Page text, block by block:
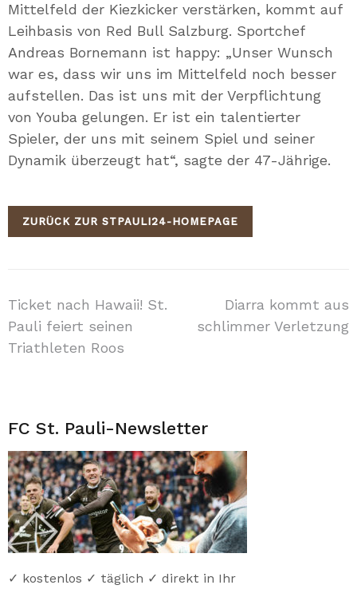
Mittelfeld der Kiezkicker verstärken, kommt auf
Leihbasis von Red Bull Salzburg. Sportchef
Andreas Bornemann ist happy: „Unser Wunsch
war es, dass wir uns im Mittelfeld noch besser
aufstellen. Das ist uns mit der Verpflichtung
von Youba gelungen. Er ist ein talentierter
Spieler, der uns mit seinem Spiel und seiner
Dynamik überzeugt hat“, sagte der 47-Jährige.
ZURÜCK ZUR STPAULI24-HOMEPAGE
Beitragsnavigation
Ticket nach Hawaii! St.
Pauli feiert seinen
Triathleten Roos
Diarra kommt aus
schlimmer Verletzung
FC St. Pauli-Newsletter
✓ kostenlos ✓ täglich ✓ direkt in Ihr